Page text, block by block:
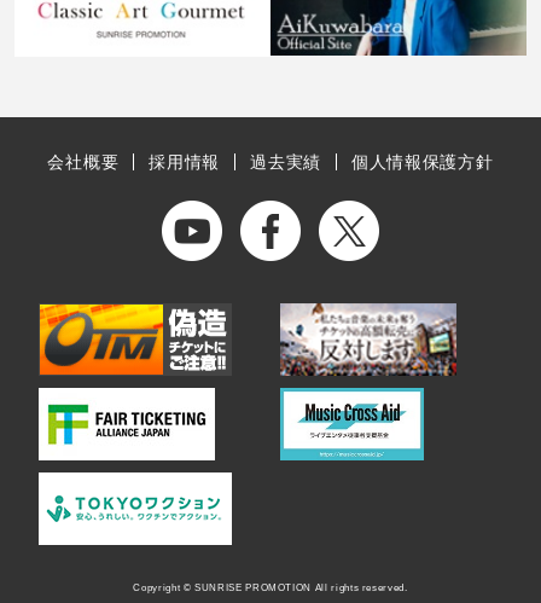
会社概要 採用情報 過去実績 個人情報保護方針
Copyright © SUNRISE PROMOTION All rights reserved.